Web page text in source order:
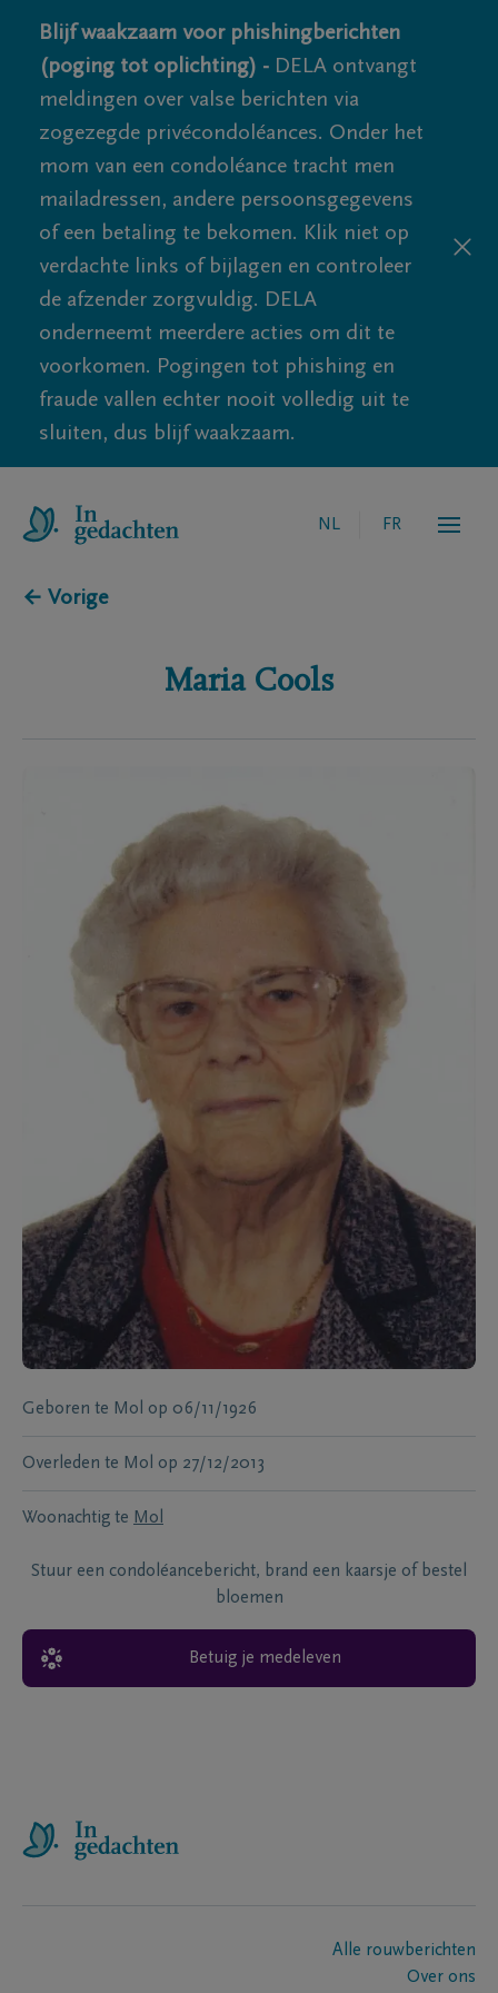
Blijf waakzaam voor phishingberichten
(poging tot oplichting) - DELA ontvangt
meldingen over valse berichten via
zogezegde privécondoléances. Onder het
mom van een condoléance tracht men
mailadressen, andere persoonsgegevens
of een betaling te bekomen. Klik niet op
verdachte links of bijlagen en controleer
de afzender zorgvuldig. DELA
onderneemt meerdere acties om dit te
voorkomen. Pogingen tot phishing en
fraude vallen echter nooit volledig uit te
sluiten, dus blijf waakzaam.
NL FR
← Vorige
Maria Cools
Geboren te Mol op 06/11/1926
Overleden te Mol op 27/12/2013
Woonachtig te Mol
Stuur een condoléancebericht, brand een kaarsje of bestel
bloemen
Betuig je medeleven
Alle rouwberichten
Over ons